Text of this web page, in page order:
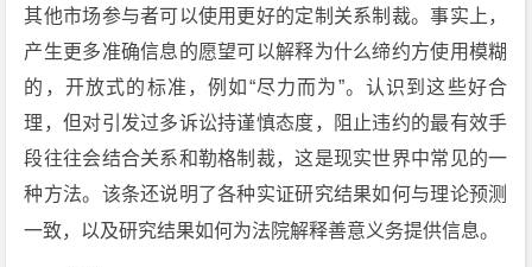
其他市场参与者可以使用更好的定制关系制裁。事实上，
产生更多准确信息的愿望可以解释为什么缔约方使用模糊
的，开放式的标准，例如“尽力而为”。认识到这些好合
理，但对引发过多诉讼持谨慎态度，阻止违约的最有效手
段往往会结合关系和勒格制裁，这是现实世界中常见的一
种方法。该条还说明了各种实证研究结果如何与理论预测
一致，以及研究结果如何为法院解释善意义务提供信息。